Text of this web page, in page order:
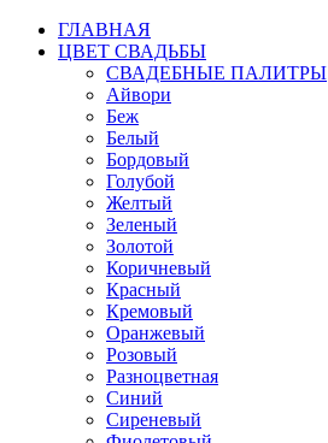
ГЛАВНАЯ
ЦВЕТ СВАДЬБЫ
СВАДЕБНЫЕ ПАЛИТРЫ
Айвори
Беж
Белый
Бордовый
Голубой
Желтый
Зеленый
Золотой
Коричневый
Красный
Кремовый
Оранжевый
Розовый
Разноцветная
Синий
Сиреневый